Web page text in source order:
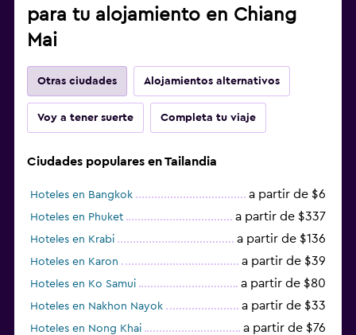
para tu alojamiento en Chiang
Mai
Otras ciudades Alojamientos alternativos
Voy a tener suerte Completa tu viaje
Ciudades populares en Tailandia
Hoteles en Bangkok a partir de $6
Hoteles en Phuket a partir de $337
Hoteles en Krabi a partir de $136
Hoteles en Karon a partir de $39
Hoteles en Ko Samui a partir de $80
Hoteles en Nakhon Nayok a partir de $33
Hoteles en Nong Khai a partir de $76